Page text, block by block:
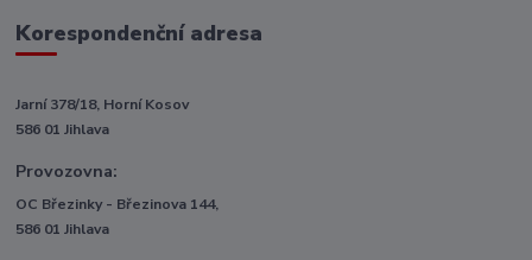
Korespondenční adresa
Jarní 378/18, Horní Kosov
586 01 Jihlava
Provozovna:
OC Březinky - Březinova 144,
586 01 Jihlava